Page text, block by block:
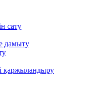
сату
дамыту
қаржыландыру